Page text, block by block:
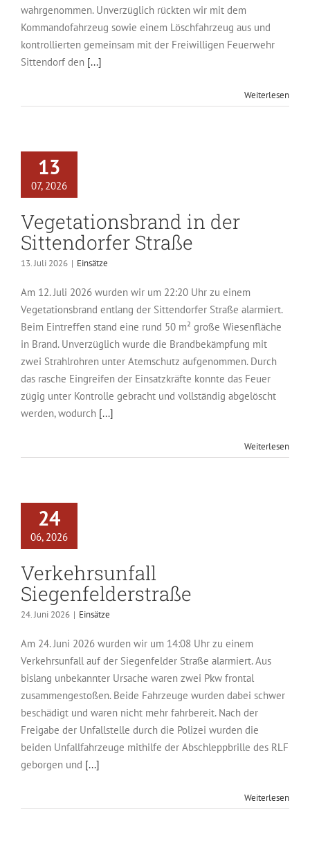
wahrgenommen. Unverzüglich rückten wir mit dem
Kommandofahrzeug sowie einem Löschfahrzeug aus und
kontrollierten gemeinsam mit der Freiwilligen Feuerwehr
Sittendorf den [...]
Weiterlesen
13
07, 2026
Vegetationsbrand in der
Sittendorfer Straße
13. Juli 2026 | Einsätze
Am 12. Juli 2026 wurden wir um 22:20 Uhr zu einem
Vegetationsbrand entlang der Sittendorfer Straße alarmiert.
Beim Eintreffen stand eine rund 50 m² große Wiesenfläche
in Brand. Unverzüglich wurde die Brandbekämpfung mit
zwei Strahlrohren unter Atemschutz aufgenommen. Durch
das rasche Eingreifen der Einsatzkräfte konnte das Feuer
zügig unter Kontrolle gebracht und vollständig abgelöscht
werden, wodurch [...]
Weiterlesen
24
06, 2026
Verkehrsunfall
Siegenfelderstraße
24. Juni 2026 | Einsätze
Am 24. Juni 2026 wurden wir um 14:08 Uhr zu einem
Verkehrsunfall auf der Siegenfelder Straße alarmiert. Aus
bislang unbekannter Ursache waren zwei Pkw frontal
zusammengestoßen. Beide Fahrzeuge wurden dabei schwer
beschädigt und waren nicht mehr fahrbereit. Nach der
Freigabe der Unfallstelle durch die Polizei wurden die
beiden Unfallfahrzeuge mithilfe der Abschleppbrille des RLF
geborgen und [...]
Weiterlesen